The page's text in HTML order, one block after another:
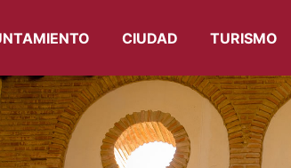
CIUDAD TURISMO